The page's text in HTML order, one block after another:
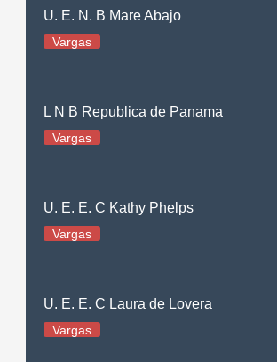
U. E. N. B Mare Abajo
Vargas
L N B Republica de Panama
Vargas
U. E. E. C Kathy Phelps
Vargas
U. E. E. C Laura de Lovera
Vargas